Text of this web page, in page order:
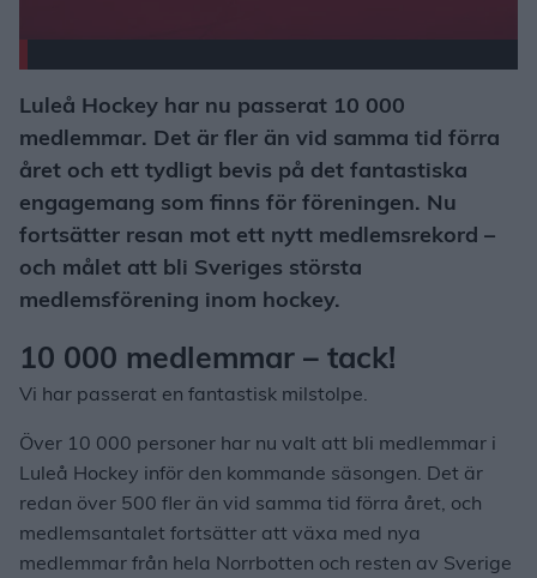
Luleå Hockey har nu passerat 10 000
medlemmar. Det är fler än vid samma tid förra
året och ett tydligt bevis på det fantastiska
engagemang som finns för föreningen. Nu
fortsätter resan mot ett nytt medlemsrekord –
och målet att bli Sveriges största
medlemsförening inom hockey.
10 000 medlemmar – tack!
Vi har passerat en fantastisk milstolpe.
Över 10 000 personer har nu valt att bli medlemmar i
Luleå Hockey inför den kommande säsongen. Det är
redan över 500 fler än vid samma tid förra året, och
medlemsantalet fortsätter att växa med nya
medlemmar från hela Norrbotten och resten av Sverige